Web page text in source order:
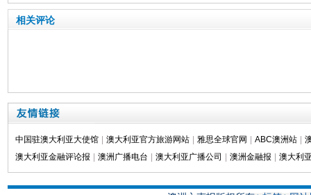
相关评论
中国驻澳大利亚大使馆 澳大利亚官方旅游网站 雅思全球官网 ABC澳洲站
澳大利亚金融评论报
澳洲广播电台 澳大利亚广播公司 澳洲金融报 澳大利